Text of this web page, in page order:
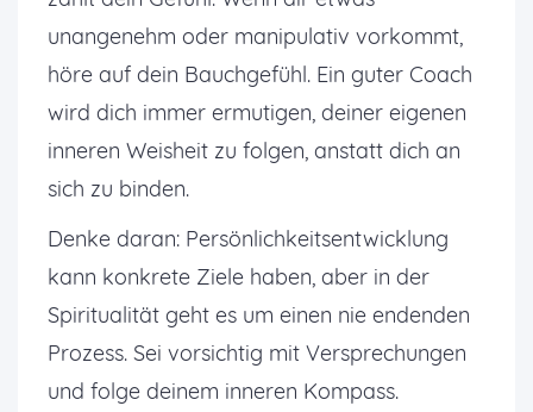
unangenehm oder manipulativ vorkommt,
höre auf dein Bauchgefühl. Ein guter Coach
wird dich immer ermutigen, deiner eigenen
inneren Weisheit zu folgen, anstatt dich an
sich zu binden.
Denke daran: Persönlichkeitsentwicklung
kann konkrete Ziele haben, aber in der
Spiritualität geht es um einen nie endenden
Prozess. Sei vorsichtig mit Versprechungen
und folge deinem inneren Kompass.